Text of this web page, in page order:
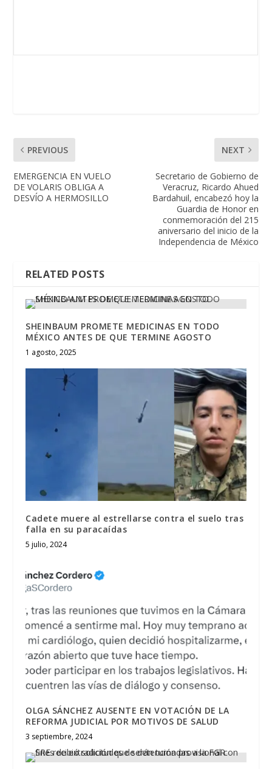
PREVIOUS
EMERGENCIA EN VUELO
DE VOLARIS OBLIGA A
DESVÍO A HERMOSILLO
NEXT
Secretario de Gobierno de
Veracruz, Ricardo Ahued
Bardahuil, encabezó hoy la
Guardia de Honor en
conmemoración del 215
aniversario del inicio de la
Independencia de México
RELATED POSTS
SHEINBAUM PROMETE MEDICINAS EN TODO
MÉXICO ANTES DE QUE TERMINE AGOSTO
1 agosto, 2025
Cadete muere al estrellarse contra el suelo tras
falla en su paracaídas
5 julio, 2024
OLGA SÁNCHEZ AUSENTE EN VOTACIÓN DE LA
REFORMA JUDICIAL POR MOTIVOS DE SALUD
3 septiembre, 2024